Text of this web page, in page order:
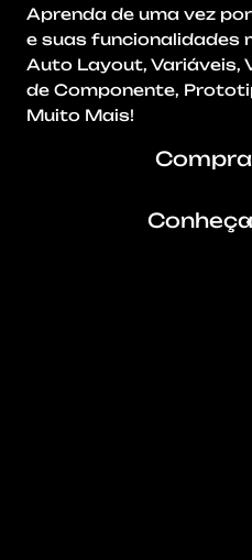
Aprenda de uma vez
e suas funcionalidades
Auto Layout, Variáveis,
de Componente,
Muito Mais!